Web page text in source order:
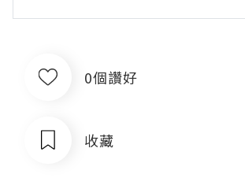
0個讚好
收藏